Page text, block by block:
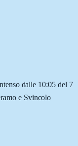
dalle 10:05 del 7
e Svincolo